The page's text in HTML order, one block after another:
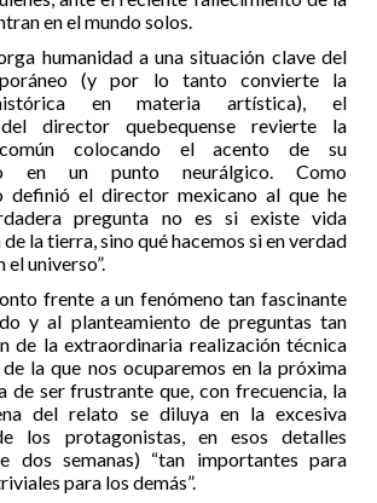
en el mundo solos.
humanidad a una situación clave del
(y por lo tanto convierte la
en materia artística), el
director quebequense revierte la
común colocando el acento de su
en un punto neurálgico. Como
definió el director mexicano al que he
pregunta no es si existe vida
la tierra, sino qué hacemos si en verdad
el universo”.
frente a un fenómeno tan fascinante
y al planteamiento de preguntas tan
de la extraordinaria realización técnica
la que nos ocuparemos en la próxima
de ser frustrante que, con frecuencia, la
del relato se diluya en la excesiva
los protagonistas, en esos detalles
dos semanas) “tan importantes para
para los demás”.